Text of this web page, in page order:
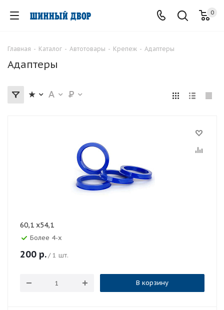
0
Главная - Каталог - Автотовары - Крепеж - Адаптеры
Адаптеры
60,1 x54,1
Более 4-х
200 р./ 1 шт.
В корзину